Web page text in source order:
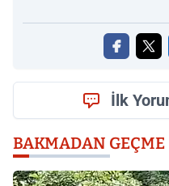
İlk
BAKMADAN GEÇME